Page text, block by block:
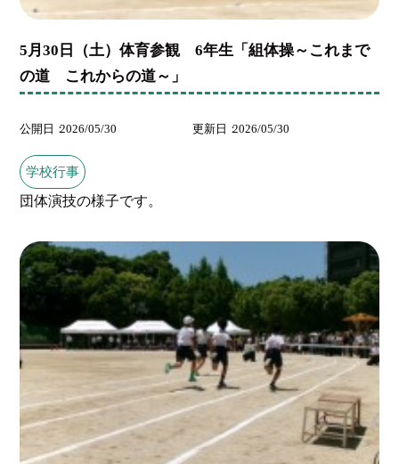
5月30日（土）体育参観 6年生「組体操～これまで
の道 これからの道～」
公開日 2026/05/30 更新日 2026/05/30
学校行事
団体演技の様子です。